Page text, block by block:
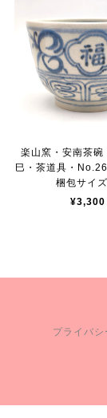
楽山窯・安南茶碗
巳・茶道具・
梱包サイ
¥3,300
プライバシ